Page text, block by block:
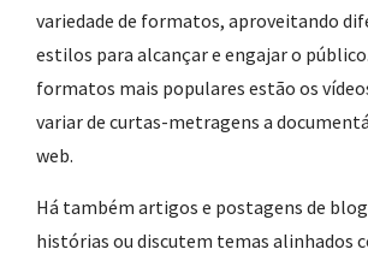
variedade de formatos, aproveitando
estilos para alcançar e engajar o
formatos mais populares estão os
variar de curtas-metragens a
web.
Há também artigos e postagens de
histórias ou discutem temas alinhados